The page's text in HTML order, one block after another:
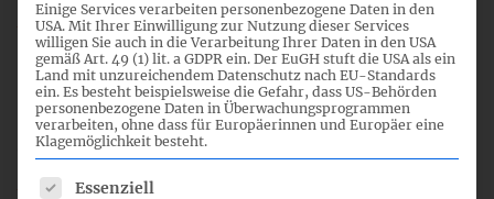
08:30
Einige Services verarbeiten personenbezogene Daten in den
USA. Mit Ihrer Einwilligung zur Nutzung dieser Services
willigen Sie auch in die Verarbeitung Ihrer Daten in den USA
gemäß Art. 49 (1) lit. a GDPR ein. Der EuGH stuft die USA als ein
Land mit unzureichendem Datenschutz nach EU-Standards
ein. Es besteht beispielsweise die Gefahr, dass US-Behörden
personenbezogene Daten in Überwachungsprogrammen
verarbeiten, ohne dass für Europäerinnen und Europäer eine
Klagemöglichkeit besteht.
Es folgt eine Liste der Service-Gruppen, für die eine
Essenziell